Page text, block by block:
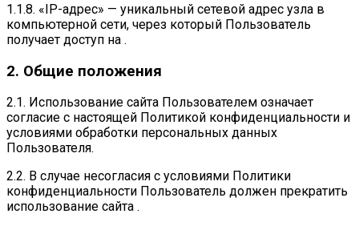
1.1.8. «IP-адрес» — уникальный сетевой адрес узла в
компьютерной сети, через который Пользователь
получает доступ на .
2. Общие положения
2.1. Использование сайта Пользователем означает
согласие с настоящей Политикой конфиденциальности и
условиями обработки персональных данных
Пользователя.
2.2. В случае несогласия с условиями Политики
конфиденциальности Пользователь должен прекратить
использование сайта .